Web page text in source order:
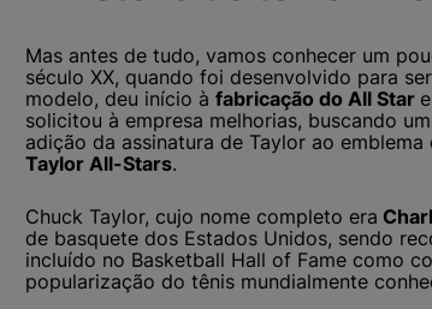
Mas antes de tudo, vamos conhecer um
século XX, quando foi desenvolvido para
modelo, deu início à fabricação do All Star
solicitou à empresa melhorias, buscando
adição da assinatura de Taylor ao
Taylor All-Stars.
Chuck Taylor, cujo nome completo era
de basquete dos Estados Unidos, sendo
incluído no Basketball Hall of Fame como
popularização do tênis mundialmente